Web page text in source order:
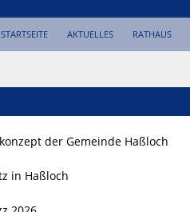
STARTSEITE AKTUELLES RATHAUS
der Gemeinde Haßloch
in Haßloch